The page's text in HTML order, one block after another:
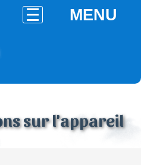
MENU
sur l'appareil